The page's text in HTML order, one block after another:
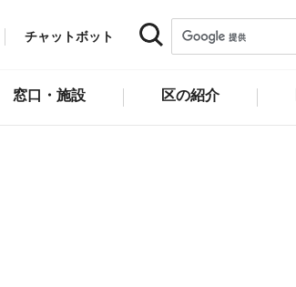
チャットボット
窓口・施設 区の紹介